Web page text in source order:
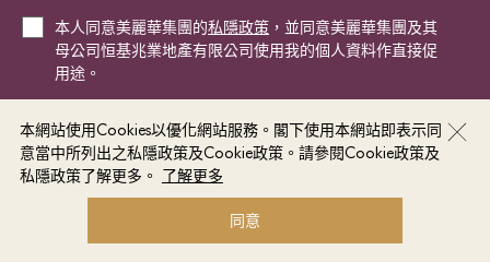
本網站使用Cookies以優化網站服務。閣下使用本網站即表示同
意當中所列出之私隱政策及Cookie政策。請參閱Cookie政策及
私隱政策了解更多。 了解更多
同意
本人同意美麗華集團的私隱政策 ，並同意美麗華集團及其
母公司恒基兆業地產有限公司使用我的個人資料作直接促
用途。
立即登記
© Miramar Hotel and Investment Company Limited 2026. All rights reserved.